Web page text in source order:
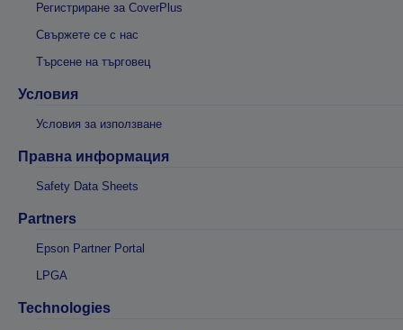
Регистриране за CoverPlus
Свържете се с нас
Търсене на търговец
Условия
Условия за използване
Правна информация
Safety Data Sheets
Partners
Epson Partner Portal
LPGA
Technologies